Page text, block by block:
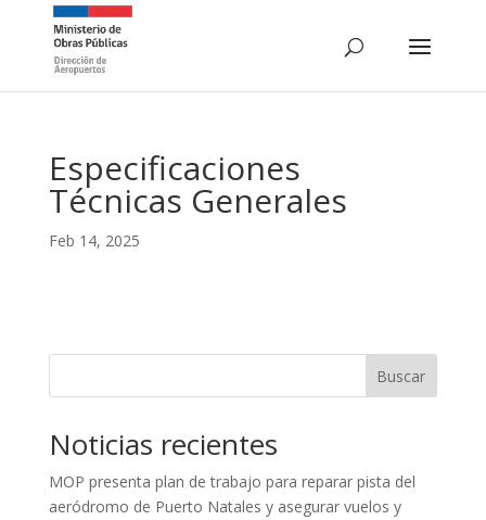
Especificaciones
Técnicas Generales
Feb 14, 2025
Buscar
Noticias recientes
MOP presenta plan de trabajo para reparar pista del
aeródromo de Puerto Natales y asegurar vuelos y